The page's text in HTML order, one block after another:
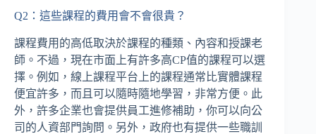
Q2：這些課程的費用會不會很貴？
課程費用的高低取決於課程的種類、內容和授課老
師。不過，現在市面上有許多高CP值的課程可以選
擇。例如，線上課程平台上的課程通常比實體課程
便宜許多，而且可以隨時隨地學習，非常方便。此
外，許多企業也會提供員工進修補助，你可以向公
司的人資部門詢問。另外，政府也有提供一些職訓